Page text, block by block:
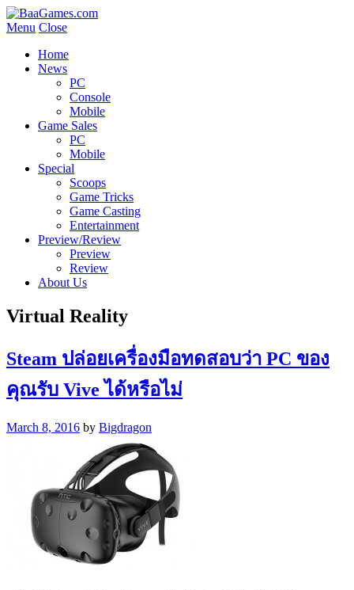
Menu Close
Home
News
PC
Console
Mobile
Game Sales
PC
Mobile
Special
Scoops
Game Tricks
Game Casting
Entertainment
Preview/Review
Preview
Review
About Us
Virtual Reality
Steam ปล่อยเครื่องมือทดสอบว่า PC ของ
คุณรับ Vive ได้หรือไม่
March 8, 2016 by Bigdragon